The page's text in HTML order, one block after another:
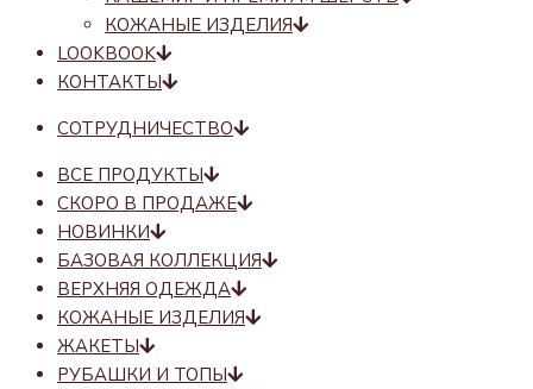
КОЖАНЫЕ ИЗДЕЛИЯ
LOOKBOOK
КОНТАКТЫ
СОТРУДНИЧЕСТВО
ВСЕ ПРОДУКТЫ
СКОРО В ПРОДАЖЕ
НОВИНКИ
БАЗОВАЯ КОЛЛЕКЦИЯ
ВЕРХНЯЯ ОДЕЖДА
КОЖАНЫЕ ИЗДЕЛИЯ
ЖАКЕТЫ
РУБАШКИ И ТОПЫ